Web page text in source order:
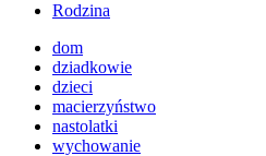
Rodzina
dom
dziadkowie
dzieci
macierzyństwo
nastolatki
wychowanie